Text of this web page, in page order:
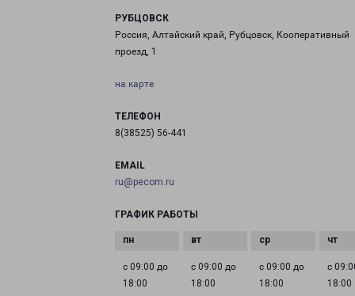
РУБЦОВСК
Россия, Алтайский край, Рубцовск, Кооперативный
проезд, 1
на карте
ТЕЛЕФОН
8(38525) 56-441
EMAIL
ru@pecom.ru
ГРАФИК РАБОТЫ
с 09:00 до
18:00
с 09:00 до
18:00
с 09:00 до
18:00
с
18:00